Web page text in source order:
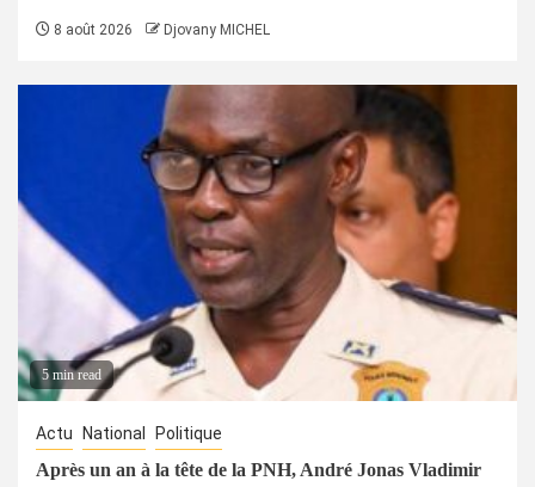
8 août 2026 Djovany MICHEL
5 min read
Actu National Politique
Après un an à la tête de la PNH, André Jonas Vladimir